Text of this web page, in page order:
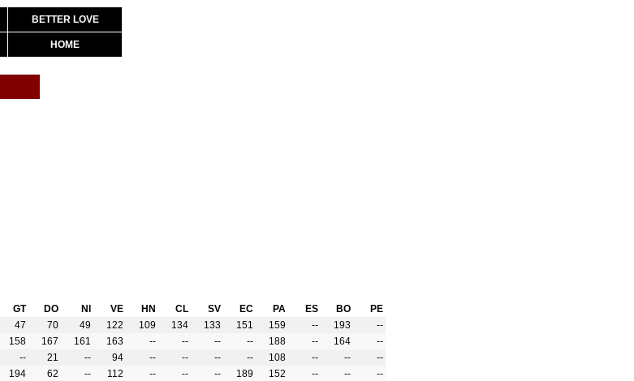
BETTER LOVE
HOME
GT DO NI VE HN CL SV EC PA ES BO
PE
47 70 49 122 109 134 133 151 159 -- 193
--
158 167 161 163 -- -- -- -- 188 -- 164
--
-- 21 -- 94 -- -- -- -- 108 -- --
--
194 62 -- 112 -- -- -- 189 152 -- --
--